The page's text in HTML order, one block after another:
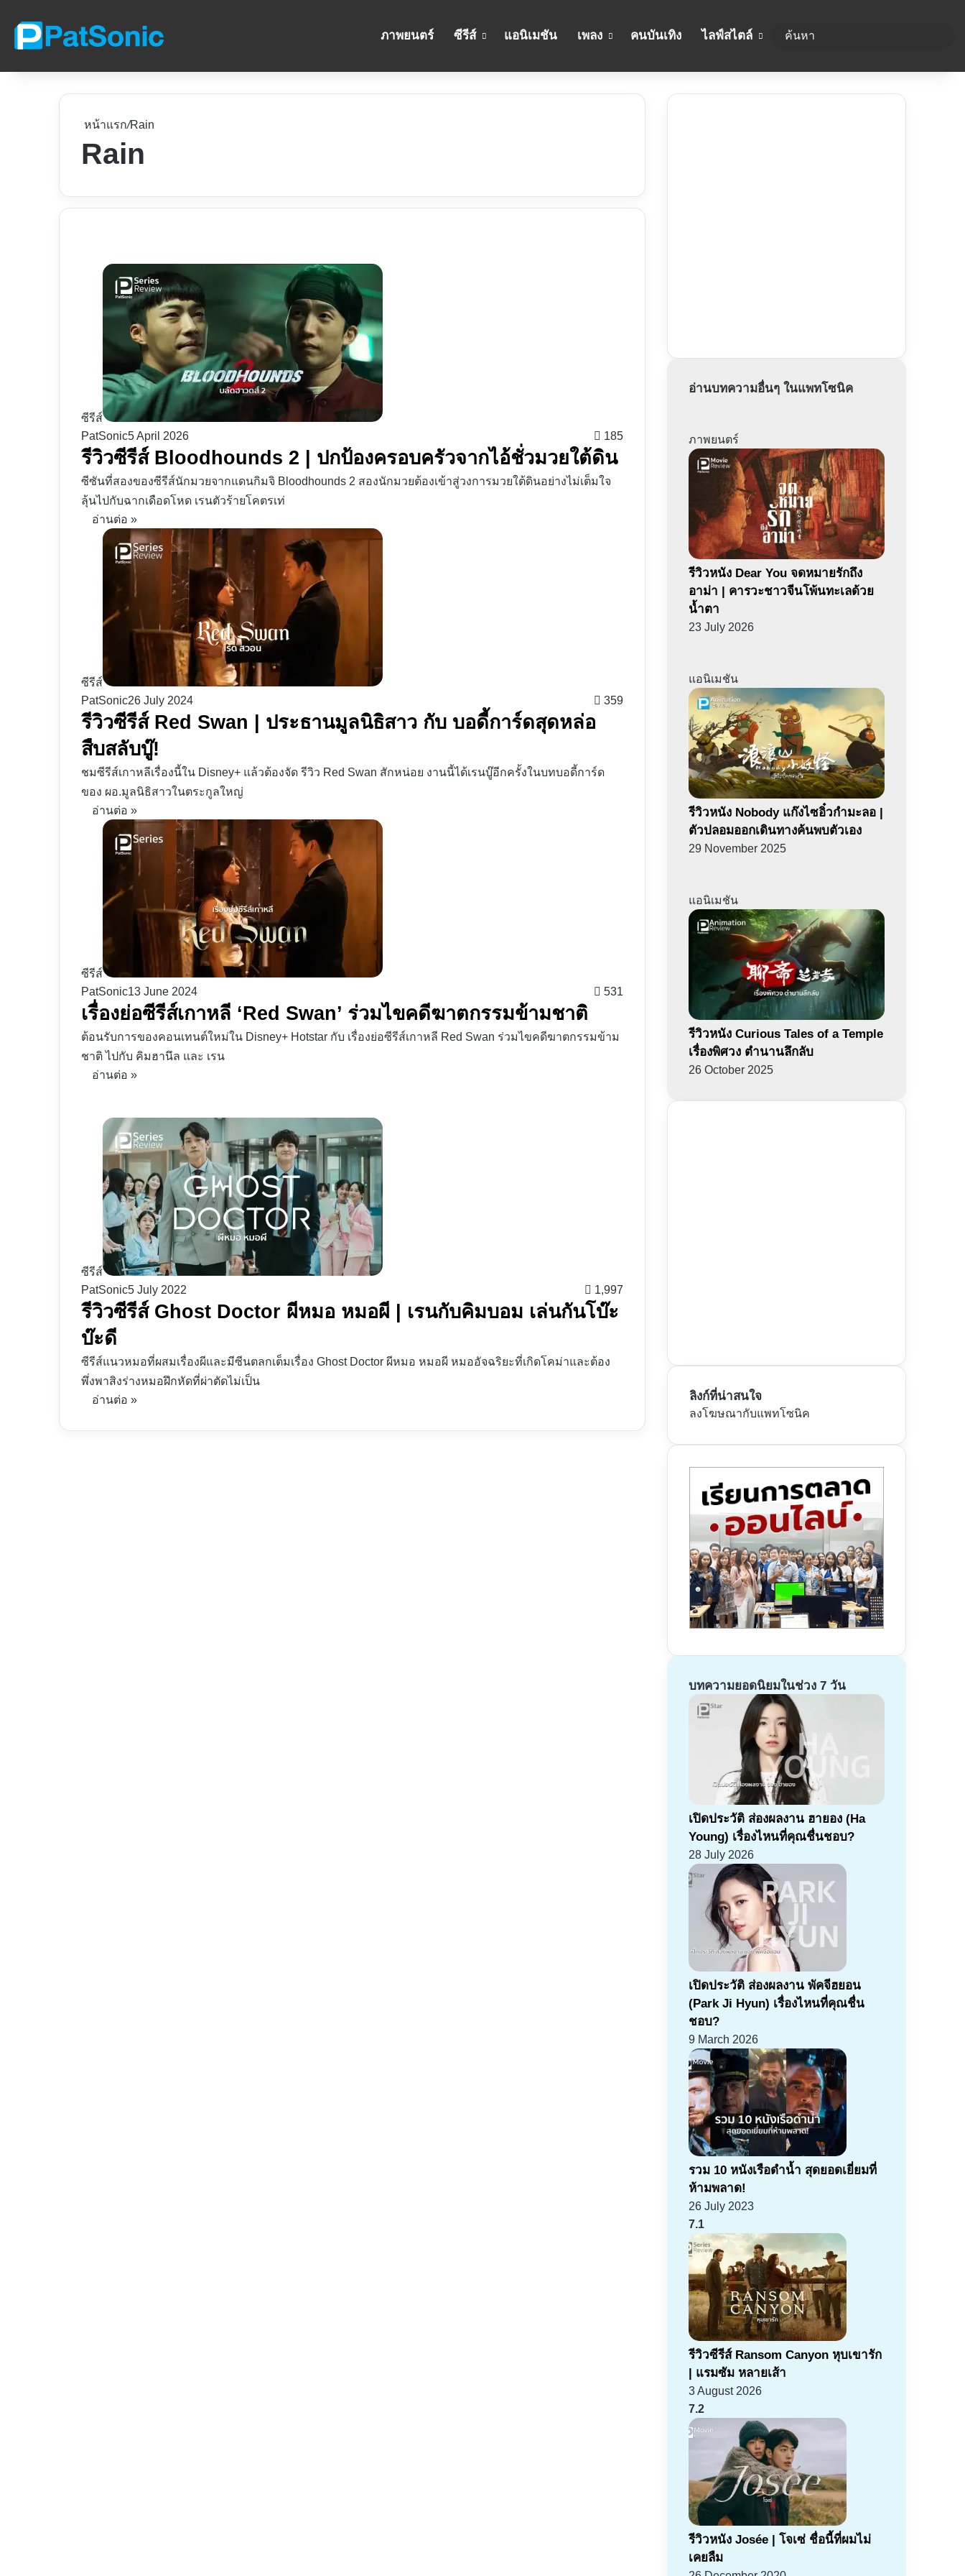
ภาพยนตร์ ซีรีส์ แอนิเมชัน เพลง คนบันเทิง ไลฟ์สไตล์
หน้าแรก/Rain
Rain
ซีรีส์
PatSonic5 April 2026 185
รีวิวซีรีส์ Bloodhounds 2 | ปกป้องครอบครัวจากไอ้ชั่วมวยใต้ดิน
ซีซันที่สองของซีรีส์นักมวยจากแดนกิมจิ Bloodhounds 2 สองนักมวยต้องเข้าสู่วงการมวยใต้ดินอย่างไม่เต็มใจ
ลุ้นไปกับฉากเดือดโหด เรนตัวร้ายโคตรเท่
อ่านต่อ »
ซีรีส์
PatSonic26 July 2024 359
รีวิวซีรีส์ Red Swan | ประธานมูลนิธิสาว กับ บอดี้การ์ดสุดหล่อ
สืบสลับบู๊!
ชมซีรีส์เกาหลีเรื่องนี้ใน Disney+ แล้วต้องจัด รีวิว Red Swan สักหน่อย งานนี้ได้เรนบู๊อีกครั้งในบทบอดี้การ์ด
ของ ผอ.มูลนิธิสาวในตระกูลใหญ่
อ่านต่อ »
ซีรีส์
PatSonic13 June 2024 531
เรื่องย่อซีรีส์เกาหลี ‘Red Swan’ ร่วมไขคดีฆาตกรรมข้ามชาติ
ต้อนรับการของคอนเทนต์ใหม่ใน Disney+ Hotstar กับ เรื่องย่อซีรีส์เกาหลี Red Swan ร่วมไขคดีฆาตกรรมข้าม
ชาติ ไปกับ คิมฮานึล และ เรน
อ่านต่อ »
ซีรีส์
PatSonic5 July 2022 1,997
รีวิวซีรีส์ Ghost Doctor ผีหมอ หมอผี | เรนกับคิมบอม เล่นกันโบ๊ะ
บ๊ะดี
ซีรีส์แนวหมอที่ผสมเรื่องผีและมีซีนตลกเต็มเรื่อง Ghost Doctor ผีหมอ หมอผี หมออัจฉริยะที่เกิดโคม่าและต้อง
พึ่งพาสิงร่างหมอฝึกหัดที่ผ่าตัดไม่เป็น
อ่านต่อ »
อ่านบทความอื่นๆ ในแพทโซนิค
ภาพยนตร์
รีวิวหนัง Dear You จดหมายรักถึง
อาม่า | คารวะชาวจีนโพ้นทะเลด้วย
น้ำตา
23 July 2026
แอนิเมชัน
รีวิวหนัง Nobody แก๊งไซอิ๋วกำมะลอ |
ตัวปลอมออกเดินทางค้นพบตัวเอง
29 November 2025
แอนิเมชัน
รีวิวหนัง Curious Tales of a Temple
เรื่องพิศวง ตำนานลึกลับ
26 October 2025
ลิงก์ที่น่าสนใจ
ลงโฆษณากับแพทโซนิค
บทความยอดนิยมในช่วง 7 วัน
เปิดประวัติ ส่องผลงาน ฮายอง (Ha
Young) เรื่องไหนที่คุณชื่นชอบ?
28 July 2026
เปิดประวัติ ส่องผลงาน พัคจีฮยอน
(Park Ji Hyun) เรื่องไหนที่คุณชื่น
ชอบ?
9 March 2026
รวม 10 หนังเรือดำน้ำ สุดยอดเยี่ยมที่
ห้ามพลาด!
26 July 2023
7.1
รีวิวซีรีส์ Ransom Canyon หุบเขารัก
| แรมซัม หลายเส้า
3 August 2026
7.2
รีวิวหนัง Josée | โจเซ่ ชื่อนี้ที่ผมไม่
เคยลืม